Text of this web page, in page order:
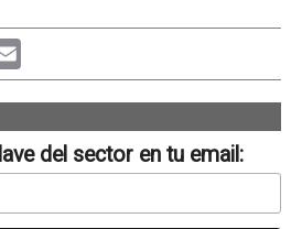
Email
del sector en tu email: